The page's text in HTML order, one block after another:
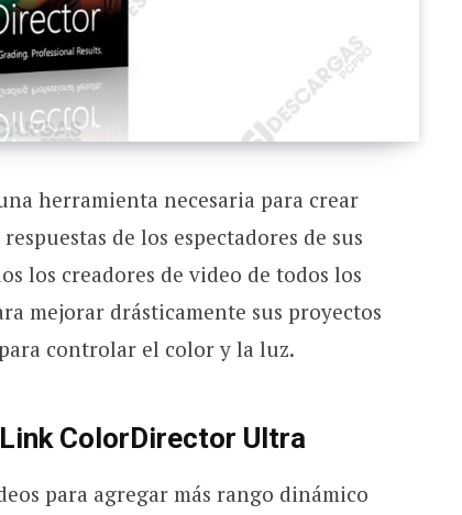
herramienta necesaria para crear
de los espectadores de sus
los creadores de video de todos los
mejorar drásticamente sus proyectos
controlar el color y la luz.
ColorDirector Ultra
para agregar más rango dinámico